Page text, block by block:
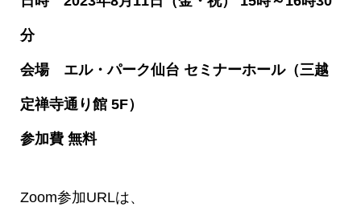
分
会場 エル・パーク仙台 セミナーホール（三越
定禅寺通り館 5F）
参加費 無料
Zoom参加URLは、